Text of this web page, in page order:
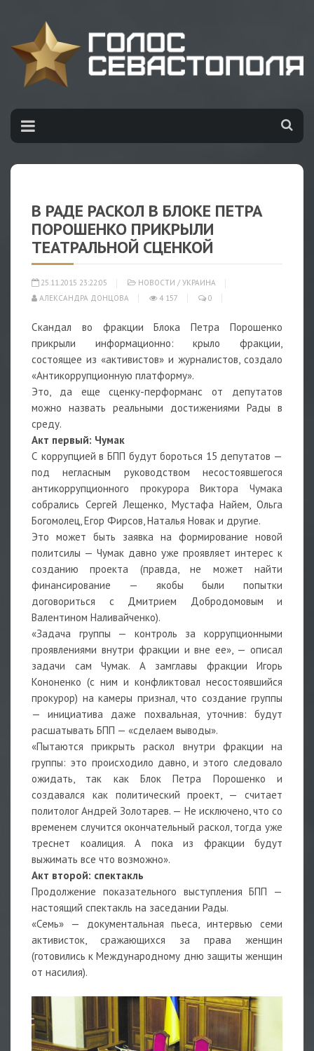
В РАДЕ РАСКОЛ В БЛОКЕ ПЕТРА
ПОРОШЕНКО ПРИКРЫЛИ
ТЕАТРАЛЬНОЙ СЦЕНКОЙ
25.11.2015 23:22:05 НОВОСТИ / УКРАИНА
АЛЕКСАНДРА ДОНЦОВА
4 157 0
Скандал во фракции Блока Петра Порошенко
прикрыли информационно: крыло фракции,
состоящее из «активистов» и журналистов, создало
«Антикоррупционную платформу».
Это, да еще сценку-перформанс от депутатов
можно назвать реальными достижениями Рады в
среду.
Акт первый: Чумак
С коррупцией в БПП будут бороться 15 депутатов —
под негласным руководством несостоявшегося
антикоррупционного прокурора Виктора Чумака
собрались Сергей Лещенко, Мустафа Найем, Ольга
Богомолец, Егор Фирсов, Наталья Новак и другие.
Это может быть заявка на формирование новой
политсилы — Чумак давно уже проявляет интерес к
созданию проекта (правда, не может найти
финансирование — якобы были попытки
договориться с Дмитрием Добродомовым и
Валентином Наливайченко).
«Задача группы — контроль за коррупционными
проявлениями внутри фракции и вне ее», — описал
задачи сам Чумак. А замглавы фракции Игорь
Кононенко (с ним и конфликтовал несостоявшийся
прокурор) на камеры признал, что создание группы
— инициатива даже похвальная, уточнив: будут
расшатывать БПП — «сделаем выводы».
«Пытаются прикрыть раскол внутри фракции на
группы: это происходило давно, и этого следовало
ожидать, так как Блок Петра Порошенко и
создавался как политический проект, — считает
политолог Андрей Золотарев. — Не исключено, что со
временем случится окончательный раскол, тогда уже
треснет коалиция. А пока из фракции будут
выжимать все что возможно».
Акт второй: спектакль
Продолжение показательного выступления БПП —
настоящий спектакль на заседании Рады.
«Семь» — документальная пьеса, интервью семи
активисток, сражающихся за права женщин
(готовились к Международному дню защиты женщин
от насилия).